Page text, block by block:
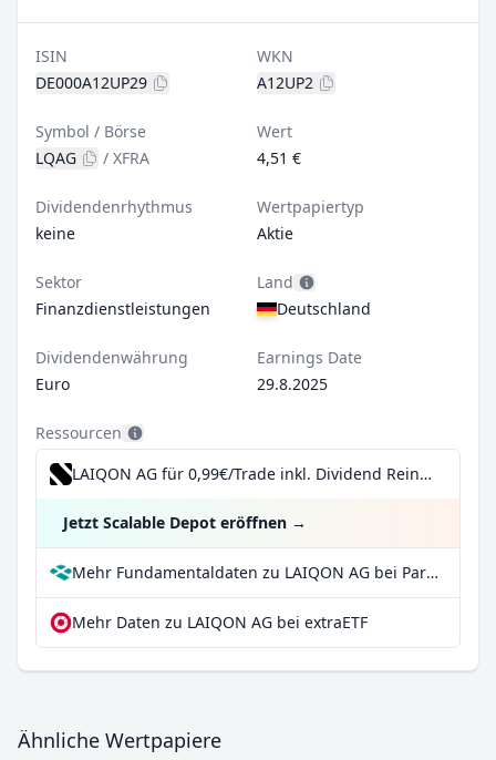
ISIN
DE000A12UP29
WKN
A12UP2
Symbol / Börse
LQAG
/ XFRA
Wert
4,51 €
Dividendenrhythmus
keine
Wertpapiertyp
Aktie
Sektor
Finanzdienstleistungen
Land
Deutschland
Dividendenwährung
Euro
Earnings Date
29.8.2025
Ressourcen
LAIQON AG für 0,99€/Trade inkl. Dividend Reinvestment Plan
Jetzt Scalable Depot eröffnen →
Mehr Fundamentaldaten zu LAIQON AG bei Parqet
Mehr Daten zu LAIQON AG bei extraETF
Ähnliche Wertpapiere